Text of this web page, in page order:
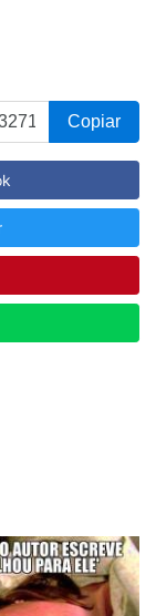
Copiar